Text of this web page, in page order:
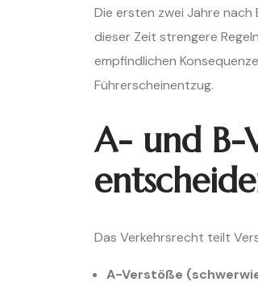
Die ersten zwei Jahre nach
dieser Zeit strengere
empfindlichen
Führerscheinentzug.
A- und B-
Das Verkehrsrecht teilt
A-Verstöße